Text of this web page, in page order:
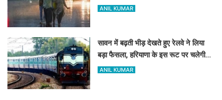
होगी बारिश, देखिए ताजा अलर्ट
ANIL KUMAR
सावन में बढ़ती भीड़ देखते हुए रेलवे ने लिया
बड़ा फैसला, हरियाणा के इस रूट पर चलेगी
स्पेशल ट्रेन, देखें टाइमिंग
ANIL KUMAR